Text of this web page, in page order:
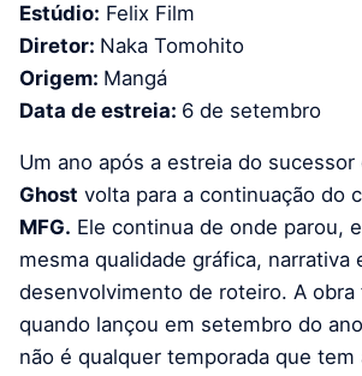
Estúdio: Felix Film
Diretor: Naka Tomohito
Origem: Mangá
Data de estreia: 6 de setembro
Um ano após a estreia do sucessor
Ghost volta para a continuação do
MFG. Ele continua de onde parou,
mesma qualidade gráfica, narrativa
desenvolvimento de roteiro. A obra
quando lançou em setembro do
não é qualquer temporada que tem